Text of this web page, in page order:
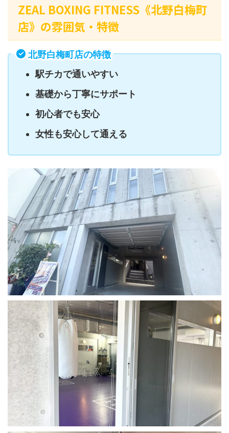
ZEAL BOXING FITNESS《北野白梅町
店》の雰囲気・特徴
北野白梅町店の特徴
駅チカで通いやすい
基礎から丁寧にサポート
初心者でも安心
女性も安心して通える